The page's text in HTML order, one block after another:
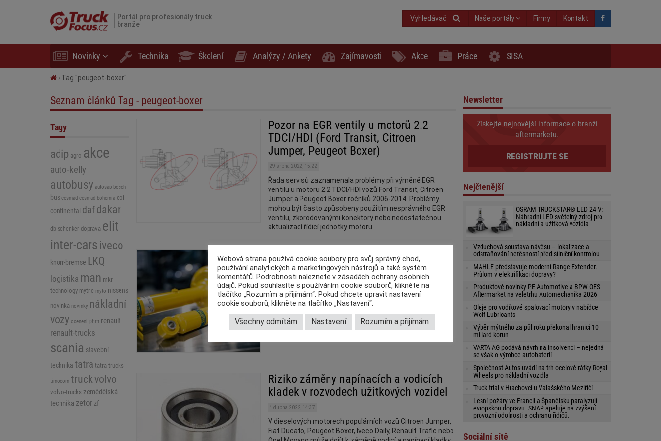
Portál pro profesionály truck
branže
Vyhledávač Naše portály Firmy Kontakt
Novinky Technika Školení Analýzy / Ankety Zajímavosti Akce Práce SISA
› Tag "peugeot-boxer"
Seznam článků Tag - peugeot-boxer
Tagy
adip agro akce
auto-kelly
autobusy autosap bosch
bus cesmad cesmad-bohemia coi
continental dafdakar
db-schenker doprava elit
inter-cars iveco
knorr-bremse LKQ
logistika man mkr
technology mytne myto nissens
novinka novinky nákladní
vozy oceneni phm renault
renault-trucks
scania stavební
technika tatra tatra-trucks
timocom truck volvo
volvo-trucks zemědělská
technika zetor zf
Pozor na EGR ventily u motorů 2.2
TDCI/HDI (Ford Transit, Citroen
Jumper, Peugeot Boxer)
29 srpna 2022, 15:22
Řada servisů zaznamenala problémy při výměně EGR
ventilu u motoru 2.2 TDCI/HDI vozů Ford Transit, Citroën
Jumper a Peugeot Boxer ročníků 2006-2014. Problémy
mohou být často způsobeny použitím nesprávného EGR
ventilu, zkorodovanými konektory nebo nedostatečnou
aktualizací řídicí jednotky motoru.
BILSTEIN představuje novou řadu
tlumičů B6 Camper
27 července 2022, 10:28
Značka BILSTEIN vyvinula samostatnou řadu tlumičů pro
obytné vozy. V nabídce jsou již dvě alternativy – klasické
provedení a položky založené na patentované technologii
DampMatic.
Riziko záměny napínacích a vodicích
kladek v rozvodech užitkových vozidel
4 dubna 2022, 14:37
V dieselových motorech populárních vozů Citroen Jumper,
Fiat Ducato, Peugeot Boxer, Iveco Daily, Renault Trafic nebo
Newsletter
Získejte nejnovější informace o branži
aftermarketu.
REGISTRUJTE SE
Nejčtenější
OSRAM TRUCKSTAR® LED 24 V:
Náhradní LED světelný zdroj pro
nákladní a užitková vozidla
Vzduchová soustava návěsu – lokalizace a
odstraňování netěsností před silniční kontrolou
MAHLE představuje moderní Range Extender.
Průlom v elektrifikaci dopravy?
Produktové novinky PE Automotive a BPW OES
Aftermarket na veletrhu Automechanika 2026
Oleje pro vodíkové spalovací motory v nabídce
Wolf Lubricants
Výběr mýtného za půl roku překonal hranici 10
miliard korun
VARTA AG podává návrh na insolvenci – nejedná
se však o výrobce autobaterií
Společnost Autos uvádí na trh ocelové ráfky Royal
Wheels pro nákladní vozidla
Truck trial v Hrachovci u Valašského Meziříčí
Lesní požáry ve Francii a Španělsku paralyzují
evropskou dopravu. SNAP apeluje na zvýšení
provozní odolnosti a ochranu řidičů.
Sociální sítě
Webová strana používá cookie soubory pro svůj správný chod,
používání analytických a marketingových nástrojů a také systém
komentářů. Podrobnosti naleznete v zásadách ochrany osobních
údajů. Pokud souhlasíte s používáním cookie souborů, klikněte na
tlačítko „Rozumím a přijímám“. Pokud chcete upravit nastavení
cookie souborů, klikněte na tlačítko „Nastavení“.
Všechny odmítám Nastavení Rozumím a přijímám